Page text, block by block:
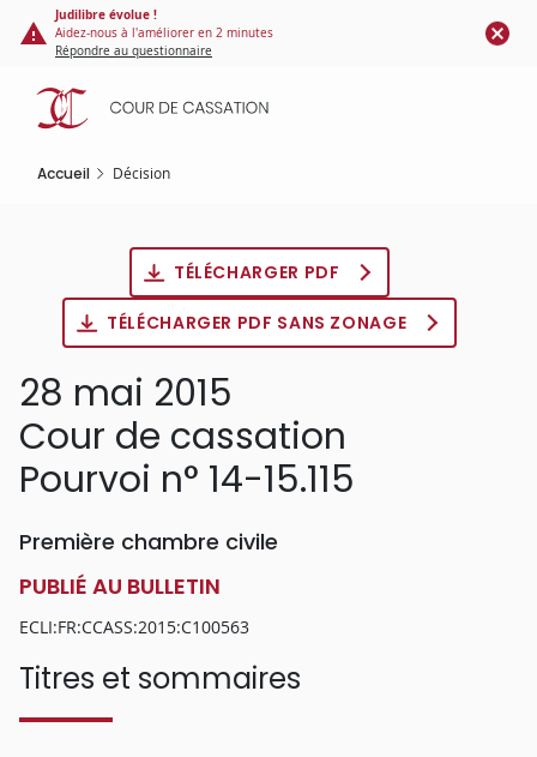
Panneau de gestion des cookies
contenu
principal
Judilibre évolue !
Aidez-nous à l'améliorer en 2 minutes
Répondre au questionnaire
Accueil Décision
TÉLÉCHARGER PDF
TÉLÉCHARGER PDF SANS ZONAGE
28 mai 2015
Cour de cassation
Pourvoi n° 14-15.115
Première chambre civile
PUBLIÉ AU BULLETIN
ECLI:FR:CCASS:2015:C100563
Titres et sommaires